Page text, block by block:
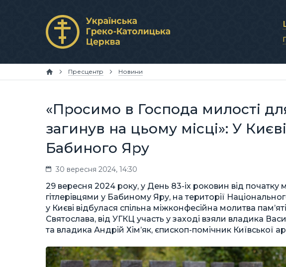
Пресцентр Новини
«Просимо в Господа милості
загинув на цьому місці»: У
Бабиного Яру
30 вересня 2024, 14:30
29 вересня 2024 року, у День 83-іх роковин від початку
гітлерівцями у Бабиному Яру, на території
у Києві відбулася спільна міжконфесійна молитва
Святослава, від УГКЦ участь у заході взяли владика
та владика Андрій Хім’як, єпископ-помічник Київської